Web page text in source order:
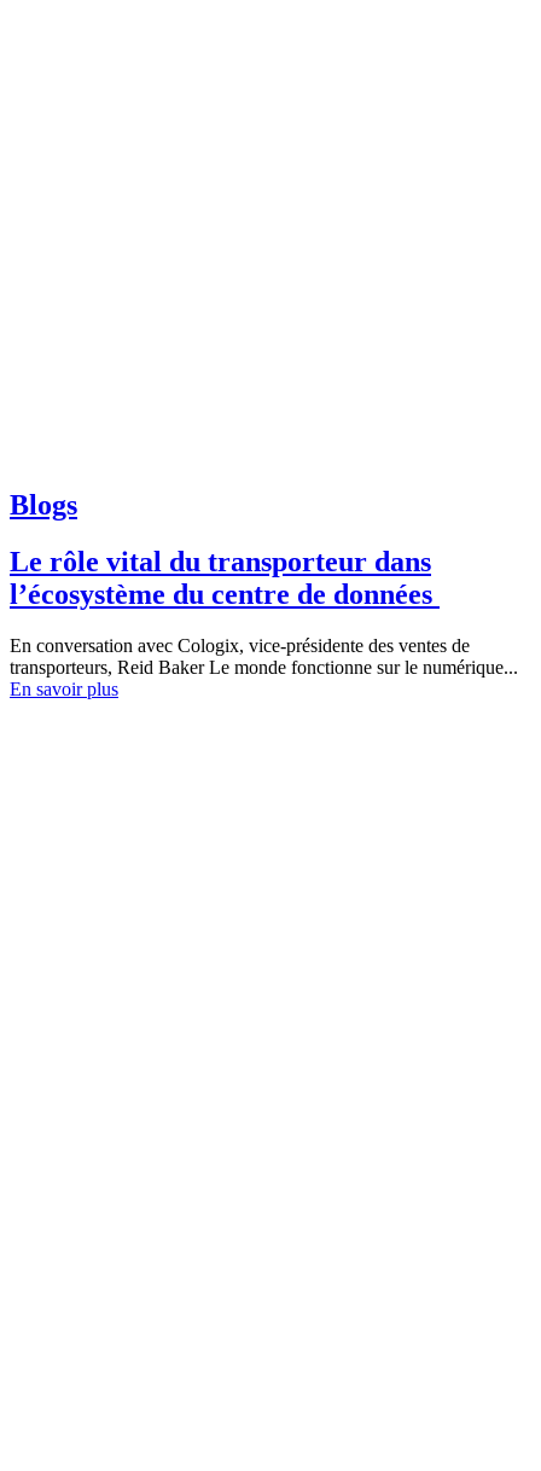
Blogs
Le rôle vital du transporteur dans
l’écosystème du centre de données
En conversation avec Cologix, vice-présidente des ventes de
transporteurs, Reid Baker Le monde fonctionne sur le numérique...
En savoir plus